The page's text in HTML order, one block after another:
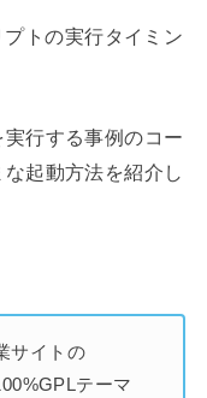
プトの実行タイミン
行する事例のコー
起動方法を紹介し
サイトの
テーマ